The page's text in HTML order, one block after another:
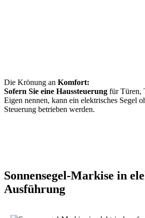
Die Krönung an Komfort:
Sofern Sie eine Haussteuerung für Türen,
Eigen nennen, kann ein elektrisches Segel
Steuerung betrieben werden.
Sonnensegel-Markise in
Ausführung